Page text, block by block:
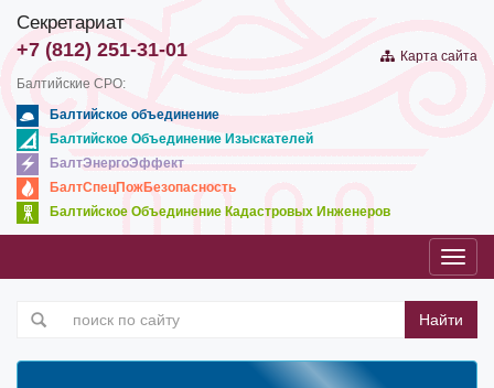
Секретариат
+7 (812) 251-31-01
Карта сайта
Балтийские СРО:
Балтийское объединение
Балтийское Объединение Изыскателей
БалтЭнергоЭффект
БалтСпецПожБезопасность
Балтийское Объединение Кадастровых Инженеров
Найти